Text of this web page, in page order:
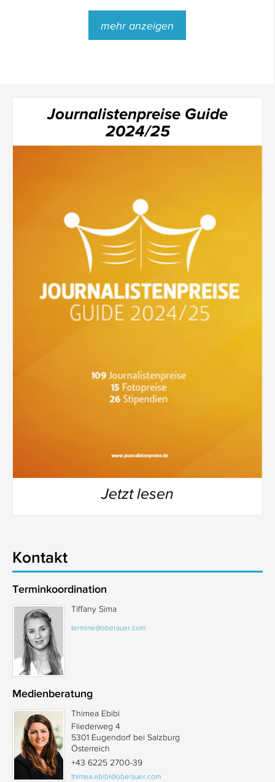
mehr anzeigen
Journalistenpreise Guide
2024/25
Jetzt lesen
Kontakt
Terminkoordination
Tiffany Sima
termine@oberauer.com
Medienberatung
Thimea Ebibi
Fliederweg 4
5301 Eugendorf bei Salzburg
Österreich
+43 6225 2700-39
thimea.ebibi@oberauer.com